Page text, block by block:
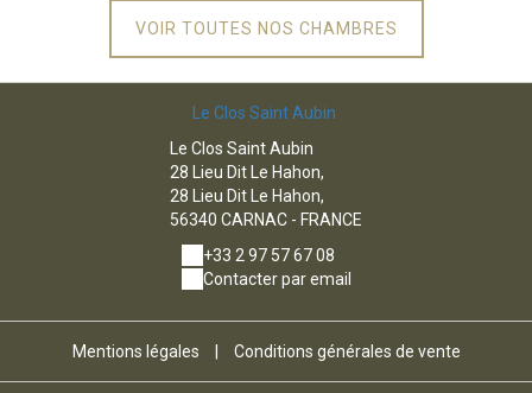
VOIR TOUTES NOS CHAMBRES
Le Clos Saint Aubin
Le Clos Saint Aubin
28 Lieu Dit Le Hahon,
28 Lieu Dit Le Hahon,
56340 CARNAC - FRANCE
+33 2 97 57 67 08
Contacter par email
Mentions légales Conditions générales de vente